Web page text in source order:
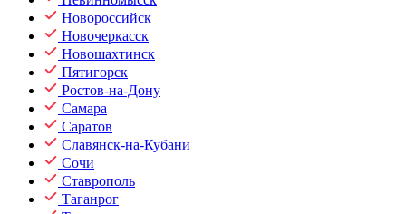
Новороссийск
Новочеркасск
Новошахтинск
Пятигорск
Ростов-на-Дону
Самара
Саратов
Славянск-на-Кубани
Сочи
Ставрополь
Таганрог